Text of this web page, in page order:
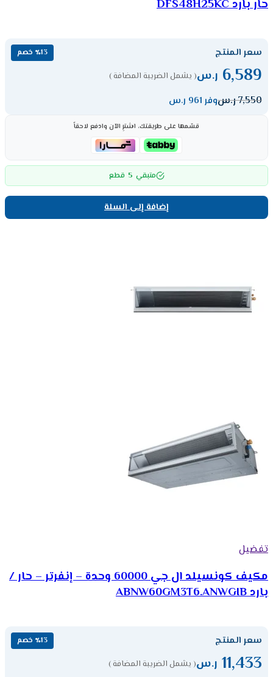
حار بارد DFS48H25KC
سعر المنتج ٪13 خصم
6,589 ر.س( يشمل الضريبة المضافة )
7,550ر.سوفر 961 ر.س
قسّمها على طريقتك، اشترِ الآن وادفع لاحقاً
متبقي 5 قطع
إضافة إلى السلة
تفضيل
مكيف كونسيلد ال جي 60000 وحدة – إنفرتر – حار /
بارد ABNW60GM3T6.ANWGIB
سعر المنتج ٪13 خصم
11,433 ر.س( يشمل الضريبة المضافة )